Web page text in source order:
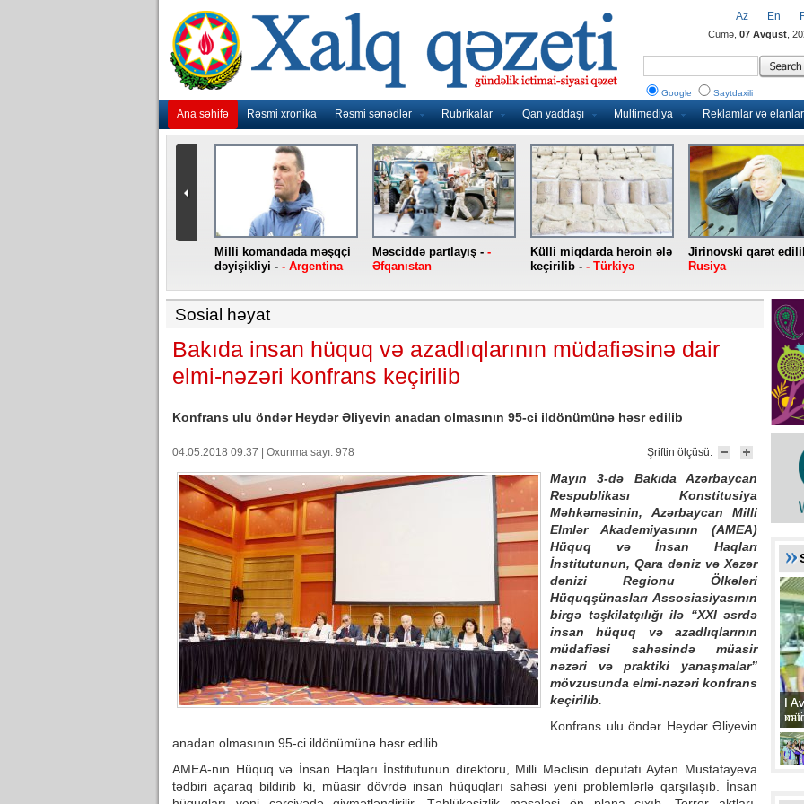
Ana səhifə Rəsmi xronika Rəsmi sənədlər Rubrikalar Qan yaddaşı Multimediya Reklamlar və elanlar
Az En
Cümə, 07 Avgust ,
Google Saytdaxili
Milli komandada məşqçi
dəyişikliyi - - Argentina
Məsciddə partlayış - -
Əfqanıstan
Külli miqdarda heroin ələ
keçirilib - - Türkiyə
Jirinovski qarət
Rusiya
Sosial həyat
Bakıda insan hüquq və azadlıqlarının müdafiəsinə dair
elmi-nəzəri konfrans keçirilib
Konfrans ulu öndər Heydər Əliyevin anadan olmasının 95-ci ildönümünə həsr edilib
Şriftin ölçüsü:
04.05.2018 09:37 | Oxunma sayı: 978
Mayın 3-də Bakıda Azərbaycan
Respublikası Konstitusiya
Məhkəməsinin, Azərbaycan Milli
Elmlər Akademiyasının (AMEA)
Hüquq və İnsan Haqları
İnstitutunun, Qara dəniz və Xəzər
dənizi Regionu Ölkələri
Hüquqşünasları Assosiasiyasının
birgə təşkilatçılığı ilə “XXI əsrdə
insan hüquq və azadlıqlarının
müdafiəsi sahəsində müasir
nəzəri və praktiki yanaşmalar”
mövzusunda elmi-nəzəri konfrans
keçirilib.
Konfrans ulu öndər Heydər Əliyevin
anadan olmasının 95-ci ildönümünə həsr edilib.
AMEA-nın Hüquq və İnsan Haqları İnstitutunun direktoru, Milli Məclisin deputatı Aytən Mustafayeva
tədbiri açaraq bildirib ki, müasir dövrdə insan hüquqları sahəsi yeni problemlərlə qarşılaşıb. İnsan
II